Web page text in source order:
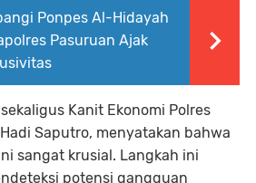
Ponpes Al-Hidayah
Pasuruan Ajak
Kanit Ekonomi Polres
Saputro, menyatakan bahwa
sangat krusial. Langkah ini
potensi gangguan